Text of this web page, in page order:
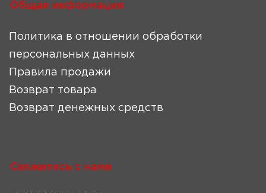
Общая информация
Политика в отношении обработки
персональных данных
Правила продажи
Возврат товара
Возврат денежных средств
Свяжитесь с нами